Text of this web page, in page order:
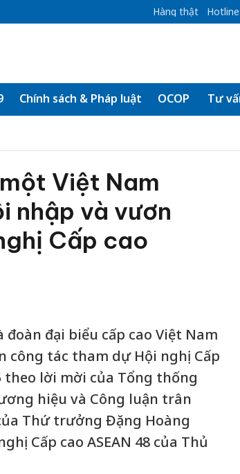
Hàng thật
Chính sách & Pháp luật OCOP Tư
Việt Nam
nhập và vươn
Cấp cao
đại biểu cấp cao Việt Nam
công tác tham dự Hội nghị Cấp
theo lời mời của Tổng thống
hiệu và Công luận trân
Thứ trưởng Đặng Hoàng
Cấp cao ASEAN 48 của Thủ